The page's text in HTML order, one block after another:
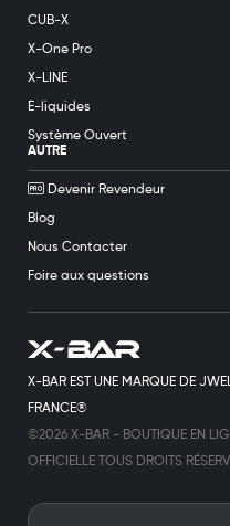
X-BAR EST UNE MARQUE DE
FRANCE®
©2026 X-BAR - BOUTIQUE EN
OFFICIELLE TOUS DROITS
CUB-X
X-One Pro
X-LINE
E-liquides
Système Ouvert
AUTRE
Devenir Revendeur
Blog
Nous Contacter
Foire aux questions